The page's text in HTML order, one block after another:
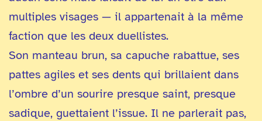
multiples visages — il appartenait à la même
faction que les deux duellistes.
Son manteau brun, sa capuche rabattue, ses
pattes agiles et ses dents qui brillaient dans
l’ombre d’un sourire presque saint, presque
sadique, guettaient l’issue. Il ne parlerait pas,